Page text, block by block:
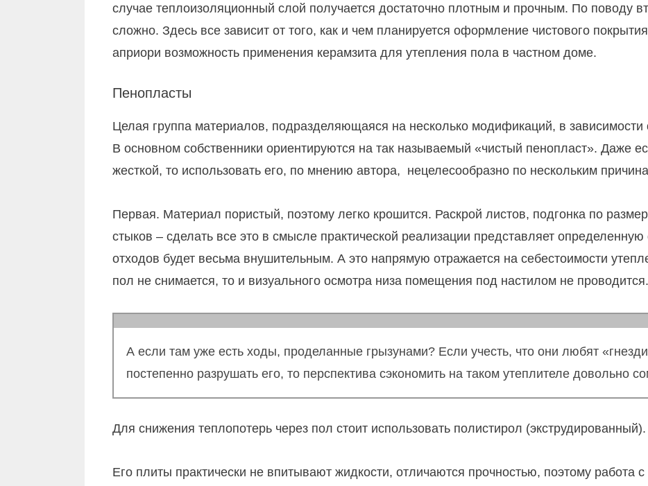
случае теплоизоляционный слой получается достаточно плотным и прочным. По поводу
сложно. Здесь все зависит от того, как и чем планируется оформление чистового
априори возможность применения керамзита для утепления пола в частном доме.
Пенопласты
Целая группа материалов, подразделяющаяся на несколько модификаций, в зависимости
В основном собственники ориентируются на так называемый «чистый пенопласт». Даже
жесткой, то использовать его, по мнению автора, нецелесообразно по нескольким
Первая. Материал пористый, поэтому легко крошится. Раскрой листов, подгонка по
стыков – сделать все это в смысле практической реализации представляет
отходов будет весьма внушительным. А это напрямую отражается на себестоимости
пол не снимается, то и визуального осмотра низа помещения под настилом не проводится.
А если там уже есть ходы, проделанные грызунами? Если учесть, что они любят
постепенно разрушать его, то перспектива сэкономить на таком утеплителе довольно
Для снижения теплопотерь через пол стоит использовать полистирол (экструдированный).
Его плиты практически не впитывают жидкости, отличаются прочностью, поэтому работа с